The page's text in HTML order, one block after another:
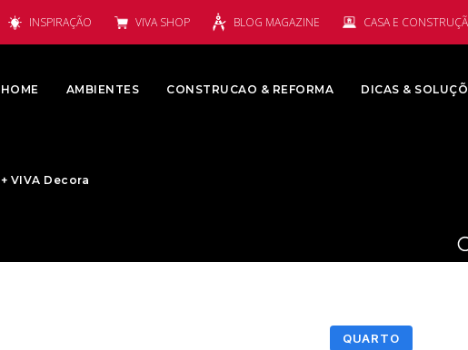
INSPIRAÇÃO VIVA SHOP BLOG MAGAZINE CASA E
HOME AMBIENTES CONSTRUCAO & REFORMA DICAS &
+ VIVA Decora
QUARTO